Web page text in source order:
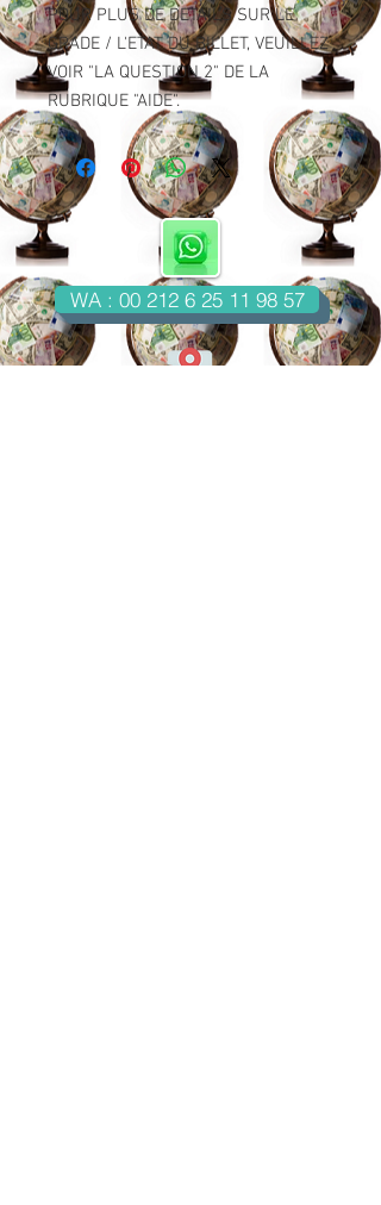
POUR PLUS DE DETAILS SUR LE
GRADE / L'ETAT DU BILLET, VEUILLEZ
VOIR "LA QUESTION 2" DE LA
RUBRIQUE "AIDE".
WA : 00 212 6 25 11 98 57